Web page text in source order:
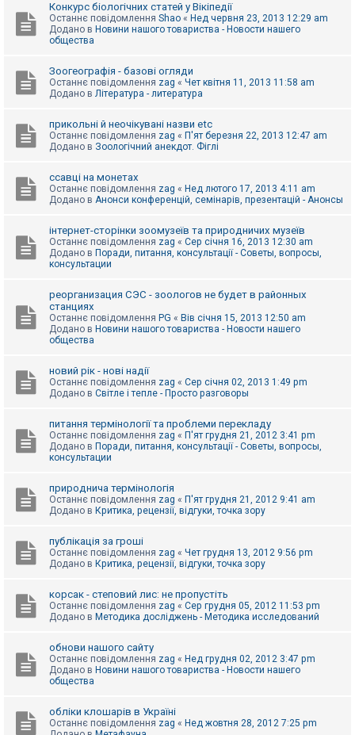
ш
к
м
г
Конкурс біологічних статей у Вікіпедії
Останнє повідомлення Shao « Нед червня 23, 2013 12:29 am
Додано в Новини нашого товариства - Новости нашего
общества
Зоогеографія - базові огляди
Останнє повідомлення zag « Чет квітня 11, 2013 11:58 am
Додано в Література - литература
прикольні й неочікувані назви etc
Останнє повідомлення zag « П'ят березня 22, 2013 12:47 am
Додано в Зоологічний анекдот. Фіглі
ссавці на монетах
Останнє повідомлення zag « Нед лютого 17, 2013 4:11 am
Додано в Анонси конференцій, семінарів, презентацій - Анонсы
інтернет-сторінки зоомузеїв та природничих музеїв
Останнє повідомлення zag « Сер січня 16, 2013 12:30 am
Додано в Поради, питання, консультації - Советы, вопросы,
консультации
реорганизация СЭС - зоологов не будет в районных
станциях
Останнє повідомлення PG « Вів січня 15, 2013 12:50 am
Додано в Новини нашого товариства - Новости нашего
общества
новий рік - нові надії
Останнє повідомлення zag « Сер січня 02, 2013 1:49 pm
Додано в Світле і тепле - Просто разговоры
питання термінології та проблеми перекладу
Останнє повідомлення zag « П'ят грудня 21, 2012 3:41 pm
Додано в Поради, питання, консультації - Советы, вопросы,
консультации
природнича термінологія
Останнє повідомлення zag « П'ят грудня 21, 2012 9:41 am
Додано в Критика, рецензії, відгуки, точка зору
публікація за гроші
Останнє повідомлення zag « Чет грудня 13, 2012 9:56 pm
Додано в Критика, рецензії, відгуки, точка зору
корсак - степовий лис: не пропустіть
Останнє повідомлення zag « Сер грудня 05, 2012 11:53 pm
Додано в Методика досліджень - Методика исследований
обнови нашого сайту
Останнє повідомлення zag « Нед грудня 02, 2012 3:47 pm
Додано в Новини нашого товариства - Новости нашего
общества
обліки клошарів в Україні
Останнє повідомлення zag « Нед жовтня 28, 2012 7:25 pm